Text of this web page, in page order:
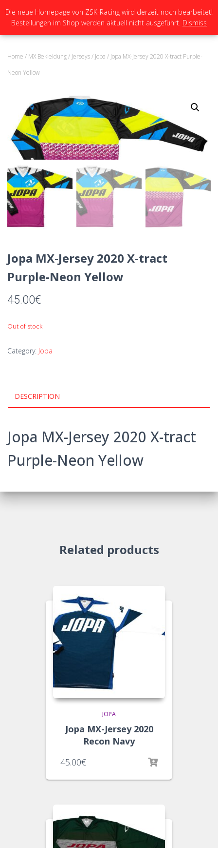
N
A
S
C
H
T
E
Home / MX Bekleidung/ Jerseys/ Jopa / Jopa MX-Jersey 2020 X-tract Purple-
Neon Yellow
Jopa MX-Jersey 2020 X-tract
Purple-Neon Yellow
45.00€
Out of stock
Category: Jopa
DESCRIPTION
Jopa MX-Jersey 2020 X-tract
Purple-Neon Yellow
Related products
JOPA
Jopa MX-Jersey 2020
Recon Navy
45.00€
Die neue Homepage von ZSK-Racing wird derzeit noch bearbeitet!
Bestellungen im Shop werden aktuell nicht ausgeführt. Dismiss